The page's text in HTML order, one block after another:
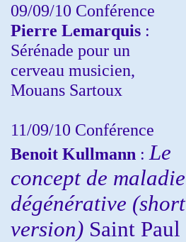
09/09/10 Conférence
Pierre Lemarquis :
Sérénade pour un
cerveau musicien,
Mouans Sartoux
11/09/10 Conférence
Benoit Kullmann : Le
concept de maladie
dégénérative (short
version) Saint Paul